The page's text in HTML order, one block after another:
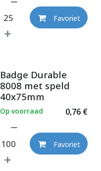
Favoriet
Badge Durable
8008 met speld
40x75mm
0,76€
Op voorraad
Favoriet